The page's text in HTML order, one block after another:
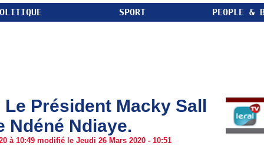
SPORT PEOPLE &
Président Macky Sall
Ndéné Ndiaye.
à 10:49 modifié le Jeudi 26 Mars 2020 - 10:51